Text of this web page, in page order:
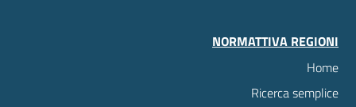
NORMATTIVA REGIONI
Home
Ricerca semplice